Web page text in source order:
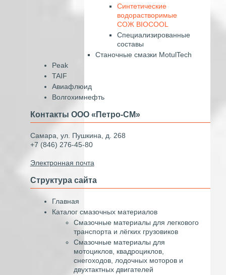
Синтетические
водорастворимые
СОЖ BIOCOOL
Специализированные
составы
Станочные смазки MotulTech
Peak
TAIF
Авиафлюид
Волгохимнефть
Контакты ООО «Петро-СМ»
Самара, ул. Пушкина, д. 268
+7 (846) 276-45-80
Электронная почта
Структура сайта
Главная
Каталог смазочных материалов
Смазочные материалы для легкового
транспорта и лёгких грузовиков
Смазочные материалы для
мотоциклов, квадроциклов,
снегоходов, лодочных моторов и
двухтактных двигателей